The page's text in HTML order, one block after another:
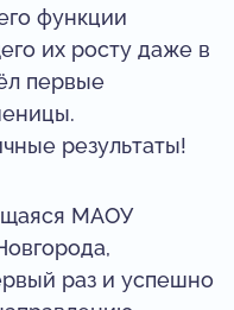
функции
их росту даже в
первые
результаты!
МАОУ
раз и успешно